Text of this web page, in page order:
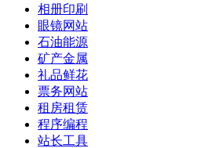
相册印刷
眼镜网站
石油能源
矿产金属
礼品鲜花
票务网站
租房租赁
程序编程
站长工具